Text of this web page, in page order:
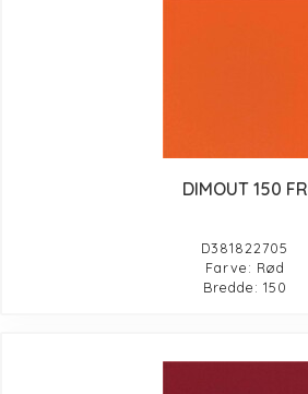
DIMOUT 150 FR
D381822705
Farve: Rød
Bredde: 150